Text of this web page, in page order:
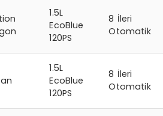
1.5L
EcoBlue
120PS
8 İleri
Otomatik
1.5L
EcoBlue
120PS
8 İleri
Otomatik